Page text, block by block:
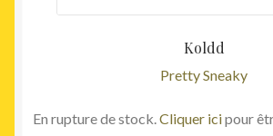
Koldd
Pretty Sneaky
En rupture de stock.Cliquer icipour